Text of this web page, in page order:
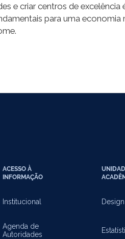
e criar centros de
para uma
ACESSO À
INFORMAÇÃO
Institucional
Agenda de
Autoridades
Design